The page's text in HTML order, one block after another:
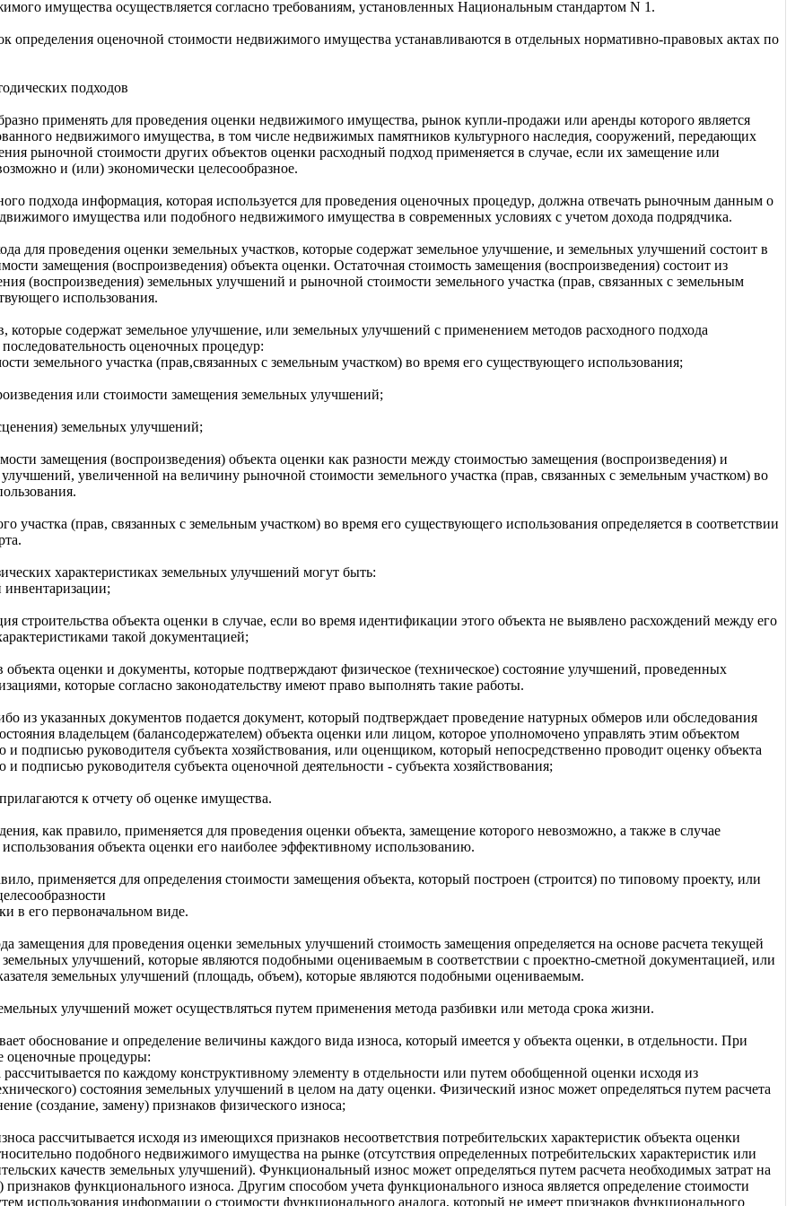
имущества осуществляется согласно требованиям, установленных Национальным стандартом N 1.
определения оценочной стоимости недвижимого имущества устанавливаются в отдельных нормативно-правовых актах по
подходов
применять для проведения оценки недвижимого имущества, рынок купли-продажи или аренды которого является
недвижимого имущества, в том числе недвижимых памятников культурного наследия, сооружений, передающих
рыночной стоимости других объектов оценки расходный подход применяется в случае, если их замещение или
и (или) экономически целесообразное.
подхода информация, которая используется для проведения оценочных процедур, должна отвечать рыночным данным о
имущества или подобного недвижимого имущества в современных условиях с учетом дохода подрядчика.
для проведения оценки земельных участков, которые содержат земельное улучшение, и земельных улучшений состоит в
замещения (воспроизведения) объекта оценки. Остаточная стоимость замещения (воспроизведения) состоит из
(воспроизведения) земельных улучшений и рыночной стоимости земельного участка (прав, связанных с земельным
использования.
которые содержат земельное улучшение, или земельных улучшений с применением методов расходного подхода
оценочных процедур:
земельного участка (прав,связанных с земельным участком) во время его существующего использования;
или стоимости замещения земельных улучшений;
земельных улучшений;
замещения (воспроизведения) объекта оценки как разности между стоимостью замещения (воспроизведения) и
увеличенной на величину рыночной стоимости земельного участка (прав, связанных с земельным участком) во
участка (прав, связанных с земельным участком) во время его существующего использования определяется в соответствии
характеристиках земельных улучшений могут быть:
строительства объекта оценки в случае, если во время идентификации этого объекта не выявлено расхождений между его
такой документацией;
оценки и документы, которые подтверждают физическое (техническое) состояние улучшений, проведенных
которые согласно законодательству имеют право выполнять такие работы.
из указанных документов подается документ, который подтверждает проведение натурных обмеров или обследования
владельцем (балансодержателем) объекта оценки или лицом, которое уполномочено управлять этим объектом
подписью руководителя субъекта хозяйствования, или оценщиком, который непосредственно проводит оценку объекта
подписью руководителя субъекта оценочной деятельности - субъекта хозяйствования;
к отчету об оценке имущества.
как правило, применяется для проведения оценки объекта, замещение которого невозможно, а также в случае
объекта оценки его наиболее эффективному использованию.
применяется для определения стоимости замещения объекта, который построен (строится) по типовому проекту, или
в его первоначальном виде.
замещения для проведения оценки земельных улучшений стоимость замещения определяется на основе расчета текущей
земельных улучшений, которые являются подобными оцениваемым в соответствии с проектно-сметной документацией, или
земельных улучшений (площадь, объем), которые являются подобными оцениваемым.
улучшений может осуществляться путем применения метода разбивки или метода срока жизни.
обоснование и определение величины каждого вида износа, который имеется у объекта оценки, в отдельности. При
оценочные процедуры:
рассчитывается по каждому конструктивному элементу в отдельности или путем обобщенной оценки исходя из
состояния земельных улучшений в целом на дату оценки. Физический износ может определяться путем расчета
(создание, замену) признаков физического износа;
рассчитывается исходя из имеющихся признаков несоответствия потребительских характеристик объекта оценки
подобного недвижимого имущества на рынке (отсутствия определенных потребительских характеристик или
качеств земельных улучшений). Функциональный износ может определяться путем расчета необходимых затрат на
признаков функционального износа. Другим способом учета функционального износа является определение стоимости
использования информации о стоимости функционального аналога, который не имеет признаков функционального